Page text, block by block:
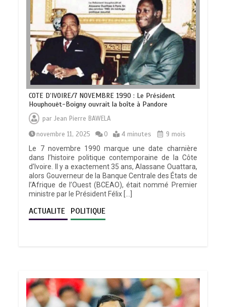
COTE D’IVOIRE/7 NOVEMBRE 1990 : Le Président
Houphouët-Boigny ouvrait la boîte à Pandore
parJean Pierre BAWELA
novembre 11, 2025
0 4 minutes
9 mois
Le 7 novembre 1990 marque une date charnière
dans l’histoire politique contemporaine de la Côte
d’Ivoire. Il y a exactement 35 ans, Alassane Ouattara,
alors Gouverneur de la Banque Centrale des États de
l’Afrique de l’Ouest (BCEAO), était nommé Premier
ministre par le Président Félix […]
ACTUALITE POLITIQUE